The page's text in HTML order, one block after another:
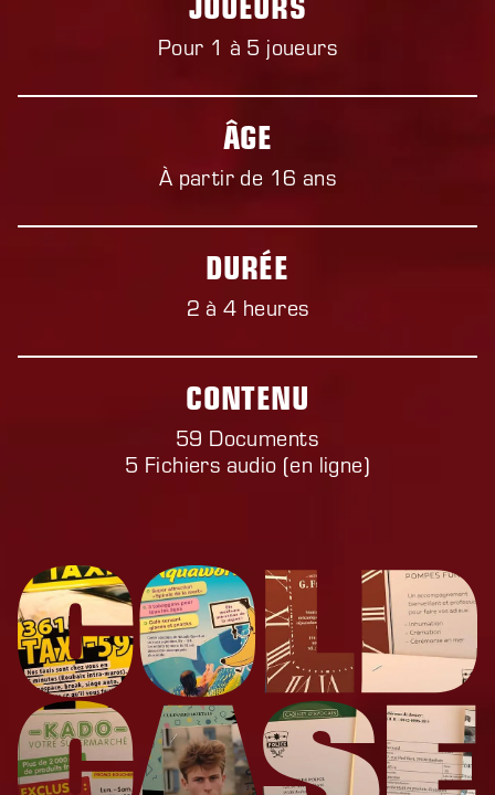
Pour 1 à 5 joueurs
ÂGE
À partir de 16 ans
DURÉE
2 à 4 heures
CONTENU
59 Documents
5 Fichiers audio (en ligne)